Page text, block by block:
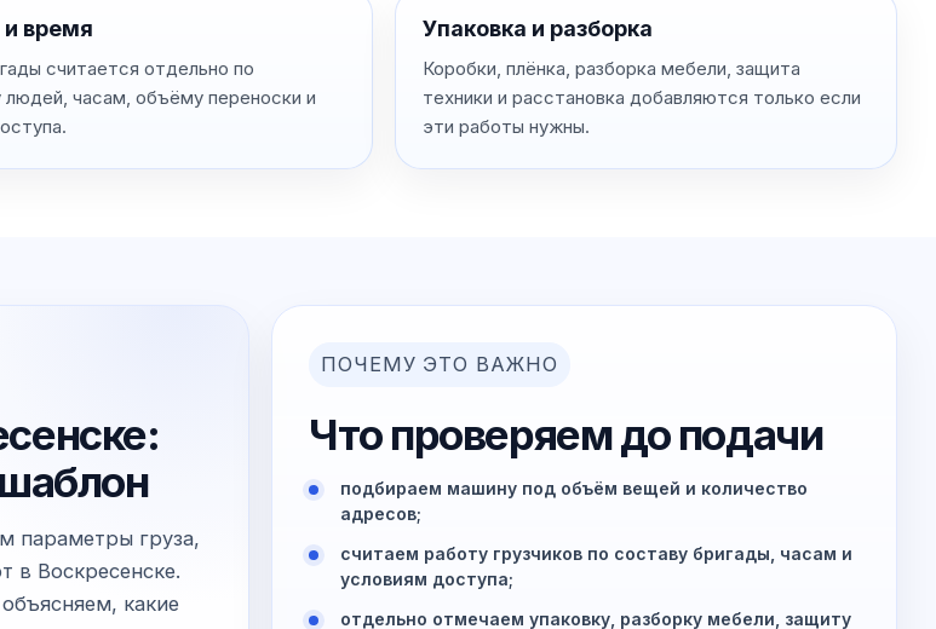
и время
считается отдельно по
людей, часам, объёму переноски и
Упаковка и разборка
Коробки, плёнка, разборка мебели, защита
техники и расстановка добавляются только если
эти работы нужны.
параметры груза,
в Воскресенске.
какие
ПОЧЕМУ ЭТО ВАЖНО
Что проверяем до подачи
подбираем машину под объём вещей и количество
адресов;
считаем работу грузчиков по составу бригады, часам и
условиям доступа;
отдельно отмечаем упаковку, разборку мебели, защиту